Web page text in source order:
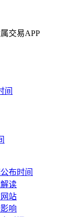
交易APP
间
布时间
读
站
响